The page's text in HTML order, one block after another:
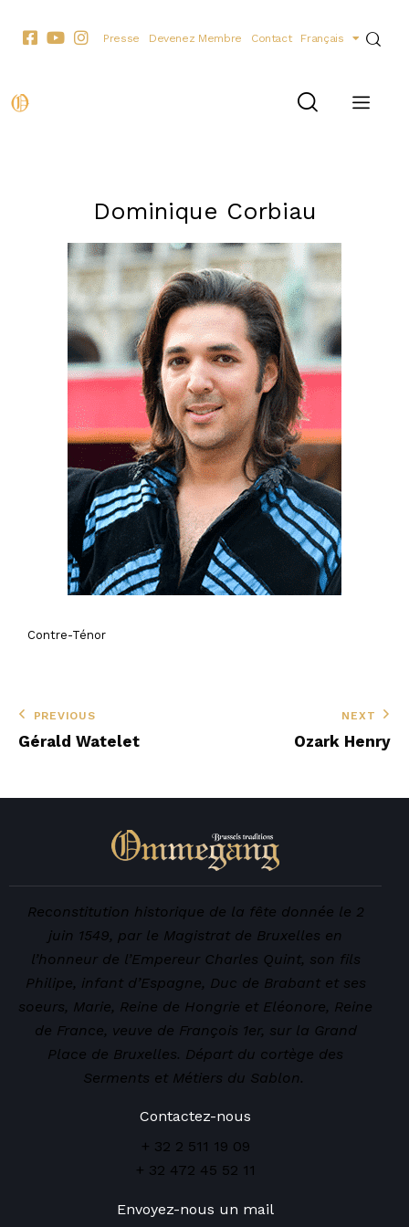
Presse Devenez Membre Contact Français
Dominique Corbiau
Contre-Ténor
PREVIOUS
Gérald Watelet
NEXT
Ozark Henry
Reconstitution historique de la fête donnée le 2
juin 1549, par le Magistrat de Bruxelles en
l’honneur de l’Empereur Charles Quint, son fils
Philipe, infant d’Espagne, Duc de Brabant et ses
soeurs, Marie, Reine de Hongrie et Eléonore, Reine
de France, veuve de François 1er, sur la Grand
Place de Bruxelles. Départ du cortège des
Serments et Métiers du Sablon.
Contactez-nous
+ 32 2 511 19 09
+ 32 472 45 52 11
Envoyez-nous un mail